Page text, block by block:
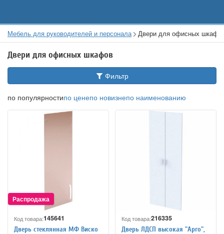
Мебель для руководителей и персонала Двери для офисных
Двери для офисных шкафов
Фильтр
по популярностипо ценепо новизнепо наименованию
Код товара:145641
Дверь стеклянная МФ Виско
Код товара:216335
Дверь ЛДСП высокая "Арго",